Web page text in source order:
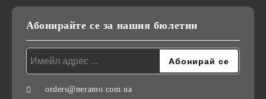
Абонирайте се за нашия бюлетин
orders@neramo.com.ua